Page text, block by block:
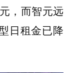
，而智元远
日租金已降